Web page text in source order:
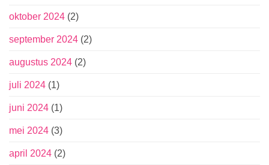
oktober 2024 (2)
september 2024 (2)
augustus 2024 (2)
juli 2024 (1)
juni 2024 (1)
mei 2024 (3)
april 2024 (2)